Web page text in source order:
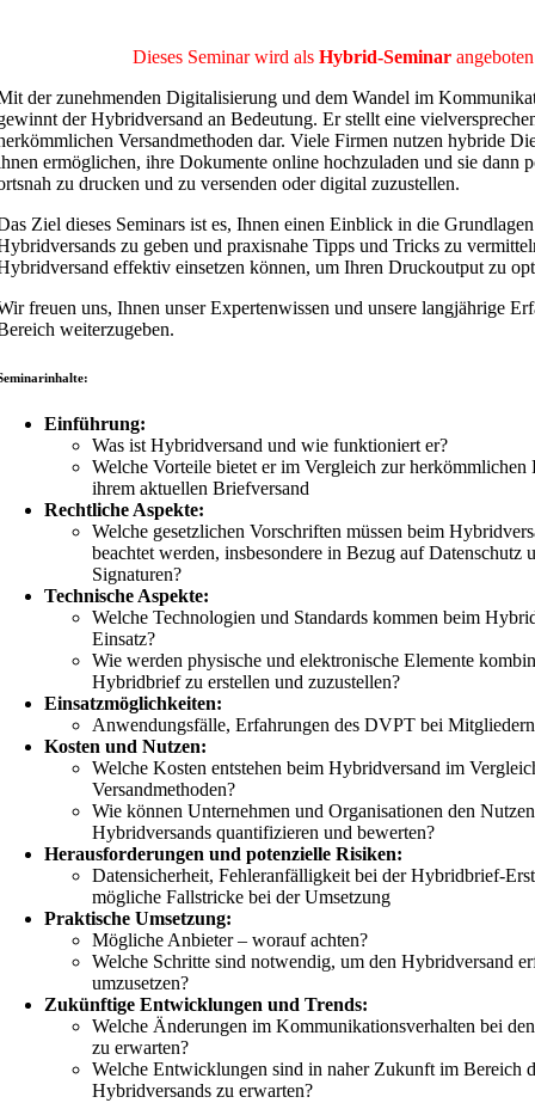
Dieses Seminar wird als Hybrid-Seminar
der zunehmenden Digitalisierung und dem Wandel im
der Hybridversand an Bedeutung. Er stellt eine
Versandmethoden dar. Viele Firmen nutzen hybride
ermöglichen, ihre Dokumente online hochzuladen und sie dann
zu drucken und zu versenden oder digital zuzustellen.
Ziel dieses Seminars ist es, Ihnen einen Einblick in die
zu geben und praxisnahe Tipps und Tricks zu
effektiv einsetzen können, um Ihren Druckoutput zu
freuen uns, Ihnen unser Expertenwissen und unsere langjährige
weiterzugeben.
Einführung:
Was ist Hybridversand und wie funktioniert er?
Welche Vorteile bietet er im Vergleich zur herkömmlichen
ihrem aktuellen Briefversand
Rechtliche Aspekte:
Welche gesetzlichen Vorschriften müssen beim
beachtet werden, insbesondere in Bezug auf Datenschutz
Signaturen?
Technische Aspekte:
Welche Technologien und Standards kommen beim
Einsatz?
Wie werden physische und elektronische Elemente
Hybridbrief zu erstellen und zuzustellen?
Einsatzmöglichkeiten:
Anwendungsfälle, Erfahrungen des DVPT bei Mitgliedern
Kosten und Nutzen:
Welche Kosten entstehen beim Hybridversand im
Versandmethoden?
Wie können Unternehmen und Organisationen den
Hybridversands quantifizieren und bewerten?
Herausforderungen und potenzielle Risiken:
Datensicherheit, Fehleranfälligkeit bei der Hybridbrief-
mögliche Fallstricke bei der Umsetzung
Praktische Umsetzung:
Mögliche Anbieter – worauf achten?
Welche Schritte sind notwendig, um den Hybridversand
umzusetzen?
Zukünftige Entwicklungen und Trends:
Welche Änderungen im Kommunikationsverhalten bei
zu erwarten?
Welche Entwicklungen sind in naher Zukunft im Bereich
Hybridversands zu erwarten?